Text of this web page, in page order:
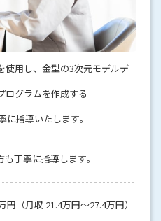
使用し、金型の3次元モデルデ
ログラムを作成する
指導いたします。
丁寧に指導します。
円（月収 21.4万円～27.4万円）